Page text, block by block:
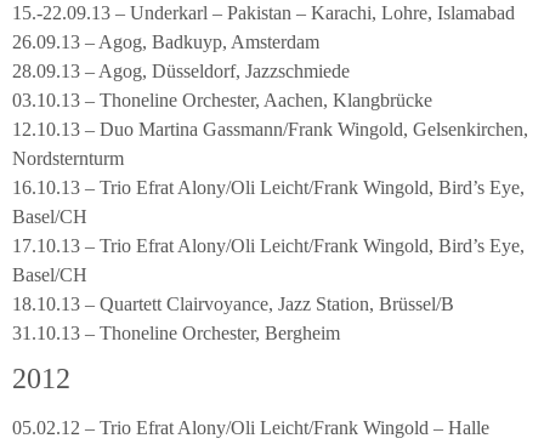
15.-22.09.13 – Underkarl – Pakistan – Karachi, Lohre, Islamabad
26.09.13 – Agog, Badkuyp, Amsterdam
28.09.13 – Agog, Düsseldorf, Jazzschmiede
03.10.13 – Thoneline Orchester, Aachen, Klangbrücke
12.10.13 – Duo Martina Gassmann/Frank Wingold, Gelsenkirchen,
Nordsternturm
16.10.13 – Trio Efrat Alony/Oli Leicht/Frank Wingold, Bird’s Eye,
Basel/CH
17.10.13 – Trio Efrat Alony/Oli Leicht/Frank Wingold, Bird’s Eye,
Basel/CH
18.10.13 – Quartett Clairvoyance, Jazz Station, Brüssel/B
31.10.13 – Thoneline Orchester, Bergheim
2012
05.02.12 – Trio Efrat Alony/Oli Leicht/Frank Wingold – Halle